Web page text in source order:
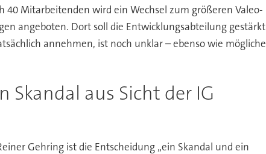
40 Mitarbeitenden wird ein Wechsel zum größeren Valeo-
angeboten. Dort soll die Entwicklungsabteilung gestärkt
annehmen, ist noch unklar – ebenso wie mögliche
Skandal aus Sicht der IG
Gehring ist die Entscheidung „ein Skandal und ein